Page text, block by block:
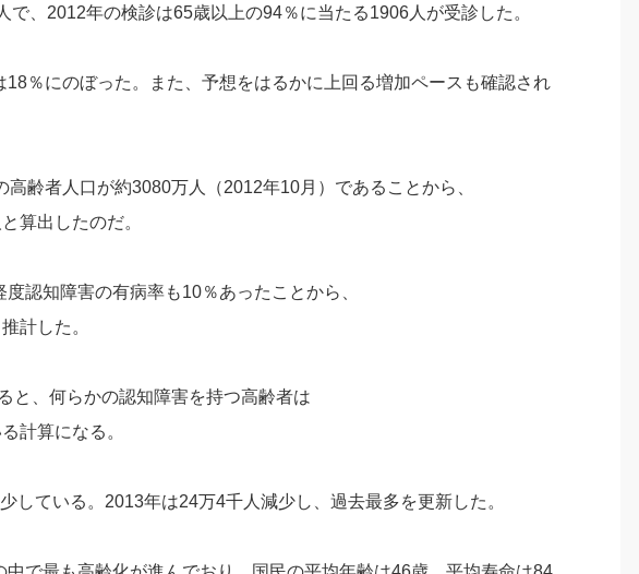
で、2012年の検診は65歳以上の94％に当たる1906人が受診した。
18％にのぼった。また、予想をはるかに上回る増加ペースも確認され
齢者人口が約3080万人（2012年10月）であることから、
算出したのだ。
認知障害の有病率も10％あったことから、
計した。
と、何らかの認知障害を持つ高齢者は
計算になる。
している。2013年は24万4千人減少し、過去最多を更新した。